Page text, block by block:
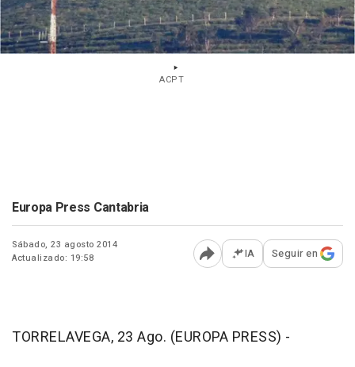
ACPT
Europa Press Cantabria
Sábado, 23 agosto 2014
Actualizado: 19:58
Abrir opciones para
IA Seguir en
TORRELAVEGA, 23 Ago. (EUROPA PRESS) -